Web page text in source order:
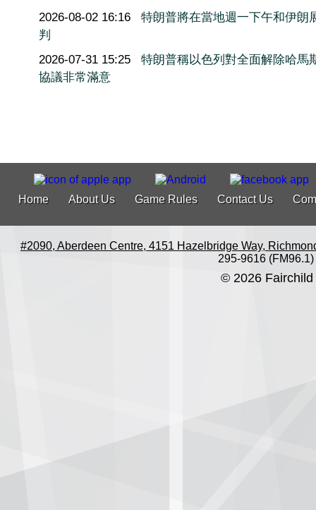
2026-08-02 16:16
特朗普將在當地週一下午和伊朗
判
2026-07-31 15:25
特朗普稱以色列對全面解除哈馬
協議非常滿意
Home About Us Game Rules Contact Us
#2090, Aberdeen Centre, 4151 Hazelbridge Way,
295-9616 (FM96.1)
© 2026 Fairchild